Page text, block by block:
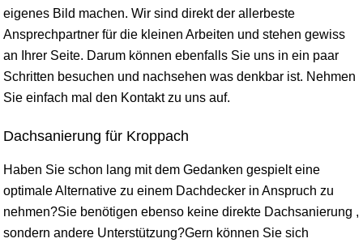
eigenes Bild machen. Wir sind direkt der allerbeste
Ansprechpartner für die kleinen Arbeiten und stehen gewiss
an Ihrer Seite. Darum können ebenfalls Sie uns in ein paar
Schritten besuchen und nachsehen was denkbar ist. Nehmen
Sie einfach mal den Kontakt zu uns auf.
Dachsanierung für Kroppach
Haben Sie schon lang mit dem Gedanken gespielt eine
optimale Alternative zu einem Dachdecker in Anspruch zu
nehmen?Sie benötigen ebenso keine direkte Dachsanierung ,
sondern andere Unterstützung?Gern können Sie sich